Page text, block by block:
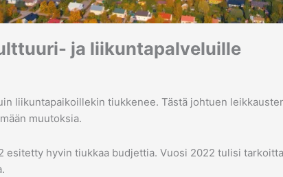
ja liikuntapalveluille
liikuntapaikoillekin tiukkenee. Tästä johtuen
muutoksia.
esitetty hyvin tiukkaa budjettia. Vuosi 2022 tulisi